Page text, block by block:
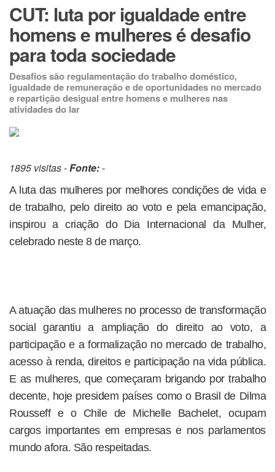
CUT: luta por igualdade entre
homens e mulheres é desafio
para toda sociedade
Desafios são regulamentação do trabalho doméstico,
igualdade de remuneração e de oportunidades no mercado
e repartição desigual entre homens e mulheres nas
atividades do lar
1895 visitas -Fonte:-
A luta das mulheres por melhores condições de vida e
de trabalho, pelo direito ao voto e pela emancipação,
inspirou a criação do Dia Internacional da Mulher,
celebrado neste 8 de março.
A atuação das mulheres no processo de transformação
social garantiu a ampliação do direito ao voto, a
participação e a formalização no mercado de trabalho,
acesso à renda, direitos e participação na vida pública.
E as mulheres, que começaram brigando por trabalho
decente, hoje presidem países como o Brasil de Dilma
Rousseff e o Chile de Michelle Bachelet, ocupam
cargos importantes em empresas e nos parlamentos
mundo afora. São respeitadas.